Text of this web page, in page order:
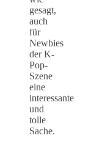
gesagt,
auch
für
Newbies
der K-
Pop-
Szene
eine
interessante
und
tolle
Sache.